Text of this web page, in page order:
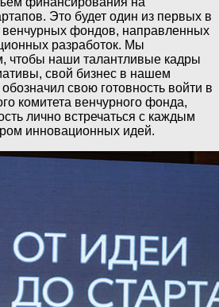
Это будет один из первых в
венчурных фондов, направленных
разработок. Мы
чтобы наши талантливые кадры
свой бизнес в нашем
свою готовность войти в
комитета венчурного фонда,
лично встречаться с каждым
инновационных идей.